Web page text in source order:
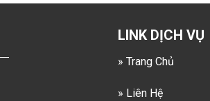
LINK DỊCH VỤ
» Trang Chủ
» Liên Hệ